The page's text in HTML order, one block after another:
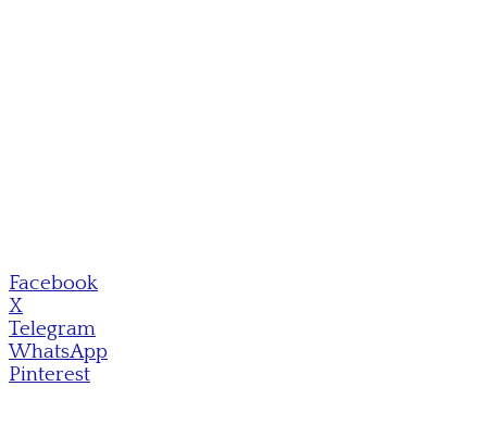
Facebook
X
Telegram
WhatsApp
Pinterest